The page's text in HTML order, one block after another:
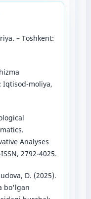
– Toshkent:
Iqtisod-moliya,
Analyses
2792-4025.
D. (2025).
bo'lgan